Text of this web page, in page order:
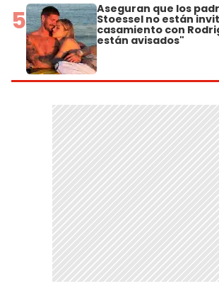
5 Aseguran que los
Stoessel no están
casamiento con
están avisados"